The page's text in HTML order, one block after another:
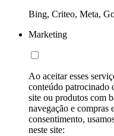
Bing, Criteo, Meta,
Marketing
Ao aceitar esses
conteúdo patrocinado
site ou produtos com
navegação e compras
consentimento,
neste site: